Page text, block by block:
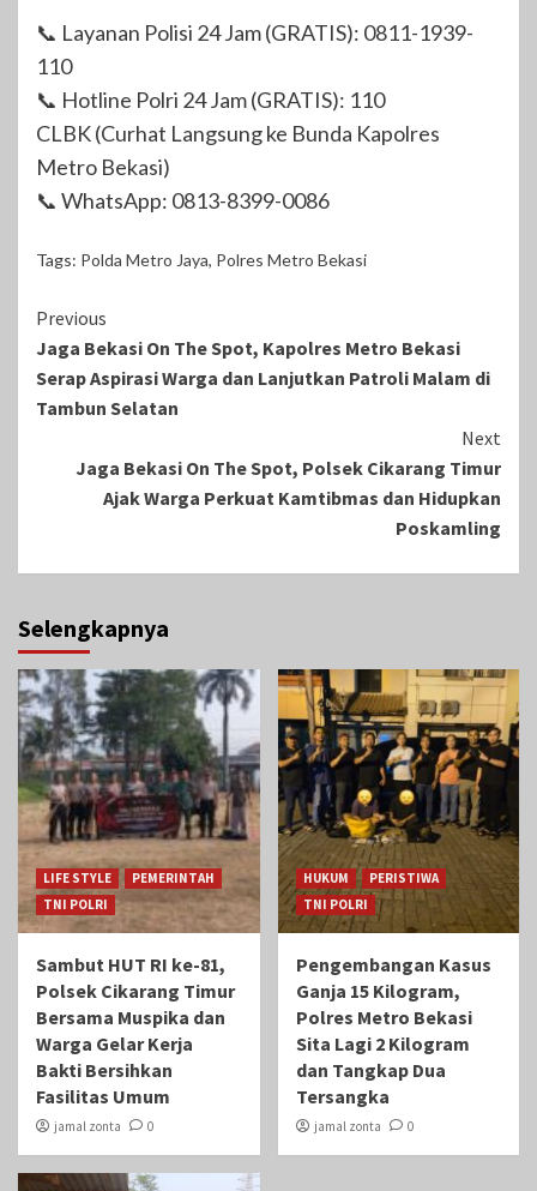
📞 Layanan Polisi 24 Jam (GRATIS): 0811-1939-
110
📞 Hotline Polri 24 Jam (GRATIS): 110
CLBK (Curhat Langsung ke Bunda Kapolres
Metro Bekasi)
📞 WhatsApp: 0813-8399-0086
Tags: Polda Metro Jaya, Polres Metro Bekasi
Continue
Reading
Previous
Jaga Bekasi On The Spot, Kapolres Metro Bekasi
Serap Aspirasi Warga dan Lanjutkan Patroli Malam di
Tambun Selatan
Next
Jaga Bekasi On The Spot, Polsek Cikarang Timur
Ajak Warga Perkuat Kamtibmas dan Hidupkan
Poskamling
Selengkapnya
LIFE STYLE
PEMERINTAH
TNI POLRI
Sambut HUT RI ke-81,
Polsek Cikarang Timur
Bersama Muspika dan
Warga Gelar Kerja
Bakti Bersihkan
Fasilitas Umum
jamal zonta 0
HUKUM
PERISTIWA
TNI POLRI
Pengembangan Kasus
Ganja 15 Kilogram,
Polres Metro Bekasi
Sita Lagi 2 Kilogram
dan Tangkap Dua
Tersangka
jamal zonta 0